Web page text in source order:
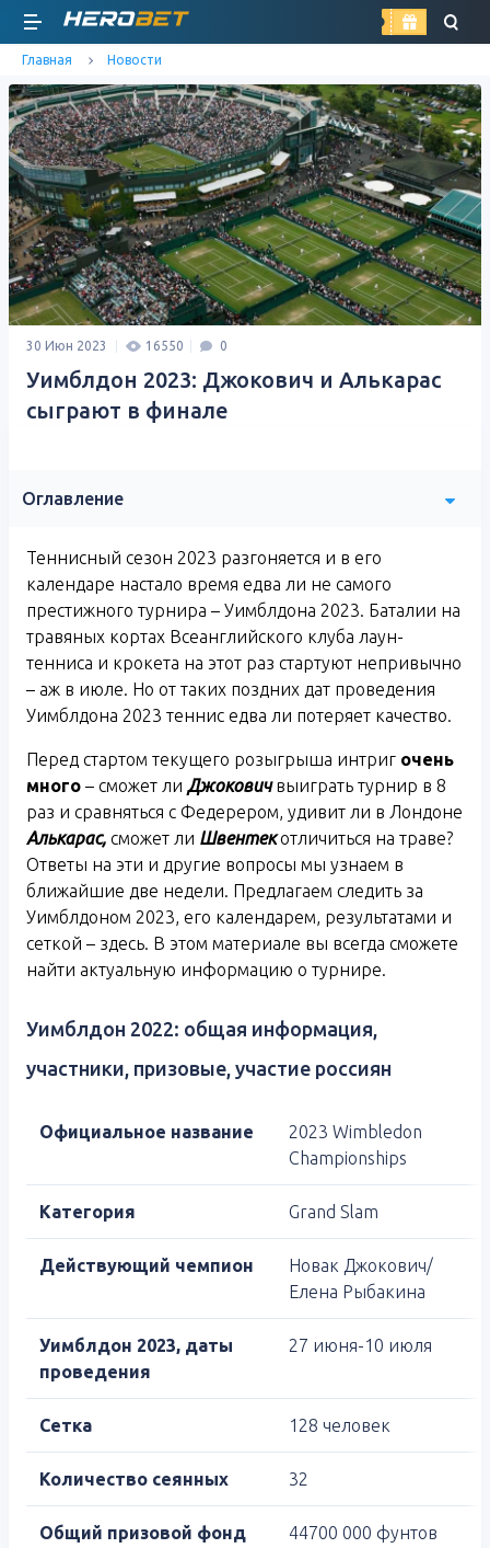
найти
Главная Новости
30 Июн 2023 16550 0
Уимблдон 2023: Джокович и Алькарас
сыграют в финале
Оглавление
Теннисный сезон 2023 разгоняется и в его
календаре настало время едва ли не самого
престижного турнира – Уимблдона 2023. Баталии на
травяных кортах Всеанглийского клуба лаун-
тенниса и крокета на этот раз стартуют непривычно
– аж в июле. Но от таких поздних дат проведения
Уимблдона 2023 теннис едва ли потеряет качество.
Перед стартом текущего розыгрыша интриг очень
много – сможет ли Джоковичвыиграть турнир в 8
раз и сравняться с Федерером, удивит ли в Лондоне
Алькарас, сможет ли Швентекотличиться на траве?
Ответы на эти и другие вопросы мы узнаем в
ближайшие две недели. Предлагаем следить за
Уимблдоном 2023, его календарем, результатами и
сеткой – здесь. В этом материале вы всегда сможете
найти актуальную информацию о турнире.
Уимблдон 2022: общая информация,
участники, призовые, участие россиян
Официальное название
2023 Wimbledon
Championships
Категория Grand Slam
Действующий чемпион
Новак Джокович/
Елена Рыбакина
Уимблдон 2023, даты
проведения
27 июня-10 июля
Сетка 128 человек
Количество сеянных 32
Общий призовой фонд
44700 000 фунтов